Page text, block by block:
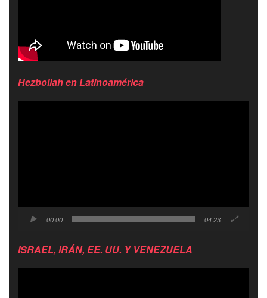
Hezbollah en Latinoamérica
00:00 04:23
ISRAEL, IRÁN, EE. UU. Y VENEZUELA